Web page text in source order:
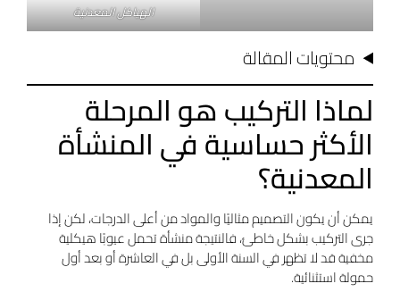
الهياكل المعدنية
محتويات المقالة
لماذا التركيب هو المرحلة
الأكثر حساسية في المنشأة
المعدنية؟
يمكن أن يكون التصميم مثاليًا والمواد من أعلى الدرجات، لكن إذا
جرى التركيب بشكل خاطئ، فالنتيجة منشأة تحمل عيوبًا هيكلية
مخفية قد لا تظهر في السنة الأولى بل في العاشرة أو بعد أول
حمولة استثنائية.